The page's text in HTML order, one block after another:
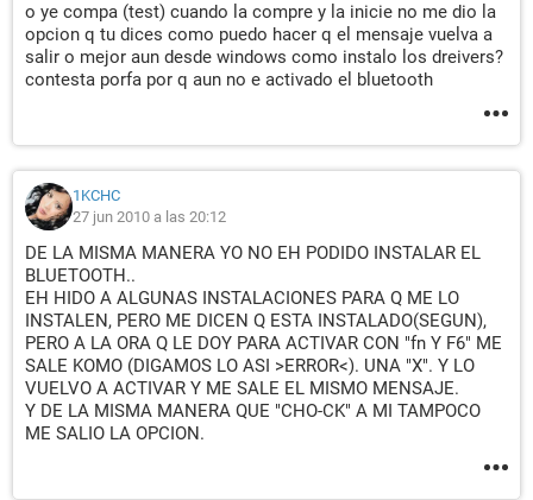
o ye compa (test) cuando la compre y la inicie no me dio la
opcion q tu dices como puedo hacer q el mensaje vuelva a
salir o mejor aun desde windows como instalo los dreivers?
contesta porfa por q aun no e activado el bluetooth
1KCHC
27 jun 2010 a las 20:12
DE LA MISMA MANERA YO NO EH PODIDO INSTALAR EL
BLUETOOTH..
EH HIDO A ALGUNAS INSTALACIONES PARA Q ME LO
INSTALEN, PERO ME DICEN Q ESTA INSTALADO(SEGUN),
PERO A LA ORA Q LE DOY PARA ACTIVAR CON "fn Y F6" ME
SALE KOMO (DIGAMOS LO ASI >ERROR<). UNA "X". Y LO
VUELVO A ACTIVAR Y ME SALE EL MISMO MENSAJE.
Y DE LA MISMA MANERA QUE "CHO-CK" A MI TAMPOCO
ME SALIO LA OPCION.